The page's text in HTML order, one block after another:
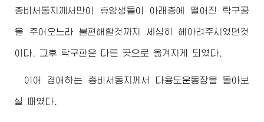
총비서동지 께서만이 휴양생들이 아래층에 떨어진 탁구공
을 주어오느라 불편해할것까지 세심히 헤아려주시였던것
이다. 그후 탁구판은 다른 곳으로 옮겨지게 되였다.
이어 경애하는 총비서동지 께서 다용도운동장을 돌아보
실 때였다.